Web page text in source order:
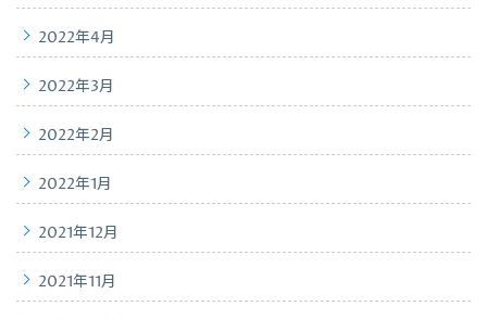
2022年4月
2022年3月
2022年2月
2022年1月
2021年12月
2021年11月